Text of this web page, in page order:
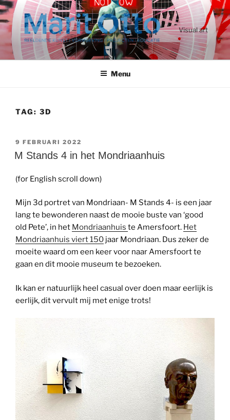
Ga
naar
de
inhoud
Visual art
Menu
TAG: 3D
GEPLAATST
OP
9 FEBRUARI 2022
M Stands 4 in het Mondriaanhuis
(for English scroll down)
Mijn 3d portret van Mondriaan- M Stands 4- is een jaar
lang te bewonderen naast de mooie buste van ‘good
old Pete’, in het Mondriaanhuis te Amersfoort. Het
Mondriaanhuis viert 150 jaar Mondriaan. Dus zeker de
moeite waard om een keer voor naar Amersfoort te
gaan en dit mooie museum te bezoeken.
Ik kan er natuurlijk heel casual over doen maar eerlijk is
eerlijk, dit vervult mij met enige trots!